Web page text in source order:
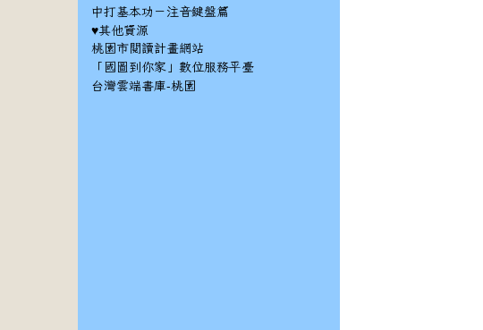
中打基本功－注音鍵盤篇
♥其他資源
桃園市閱讀計畫網站
「國圖到你家」數位服務平臺
台灣雲端書庫-桃園